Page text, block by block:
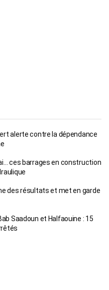
alerte contre la dépendance
ces barrages en construction
des résultats et met en garde
Saadoun et Halfaouine : 15